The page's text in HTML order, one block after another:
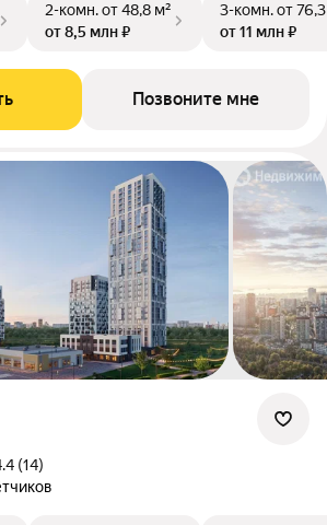
2-комн.от 48,8 м²
от 8,5 млн ₽
3-комн.от
от 11 млн ₽
Позвоните мне
(14)